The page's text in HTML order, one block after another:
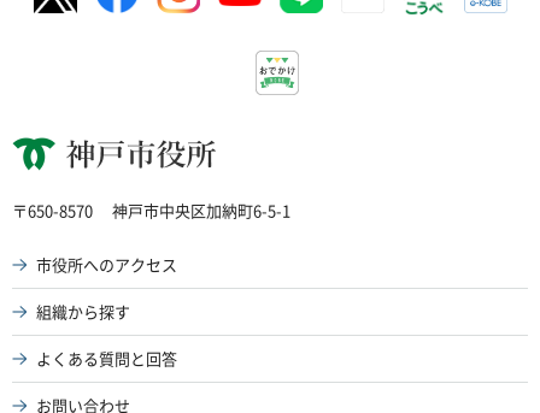
神戸市役所
〒650-8570 神戸市中央区加納町6-5-1
市役所へのアクセス
組織から探す
よくある質問と回答
お問い合わせ